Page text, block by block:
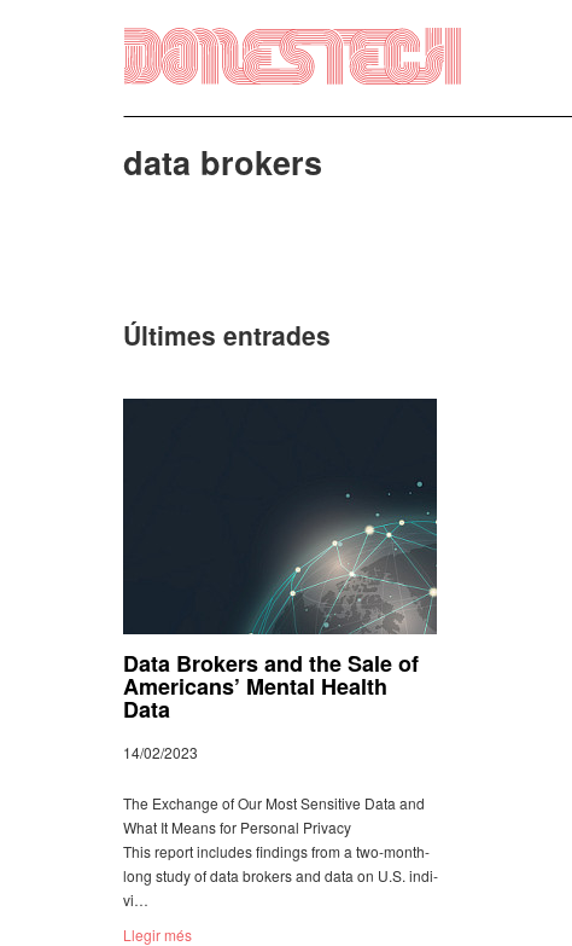
data brokers
Últi­mes entra­des
Data Brokers and the Sale of
Americans’ Mental Health
Data
14/02/2023
The Exchange of Our Most Sensi­tive Data and
What It Means for Perso­nal Privacy
This report inclu­des findings from a two-month-
long study of data brokers and data on U.S. indi­
vi…
Llegir més